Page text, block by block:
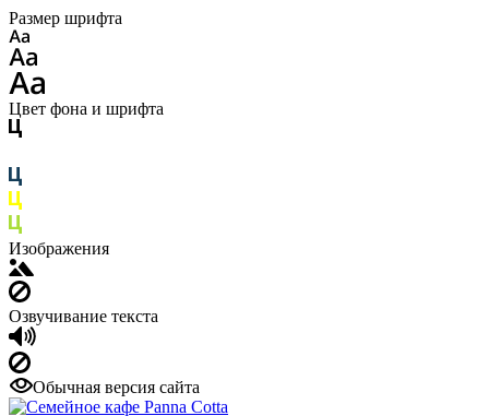
Размер шрифта
Цвет фона и шрифта
Изображения
Озвучивание текста
Обычная версия сайта